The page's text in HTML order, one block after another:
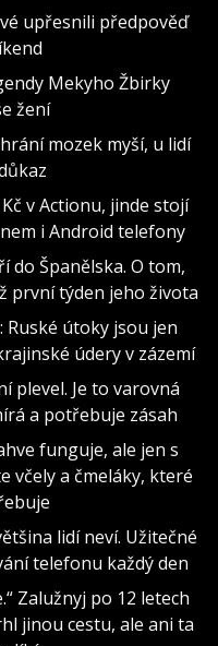
upřesnili předpověď
Mekyho Žbirky
žení
mozek myší, u lidí
v Actionu, jinde stojí
i Android telefony
do Španělska. O tom,
první týden jeho života
Ruské útoky jsou jen
údery v zázemí
plevel. Je to varovná
a potřebuje zásah
funguje, ale jen s
včely a čmeláky, které
lidí neví. Užitečné
telefonu každý den
Zalužnyj po 12 letech
jinou cestu, ale ani ta